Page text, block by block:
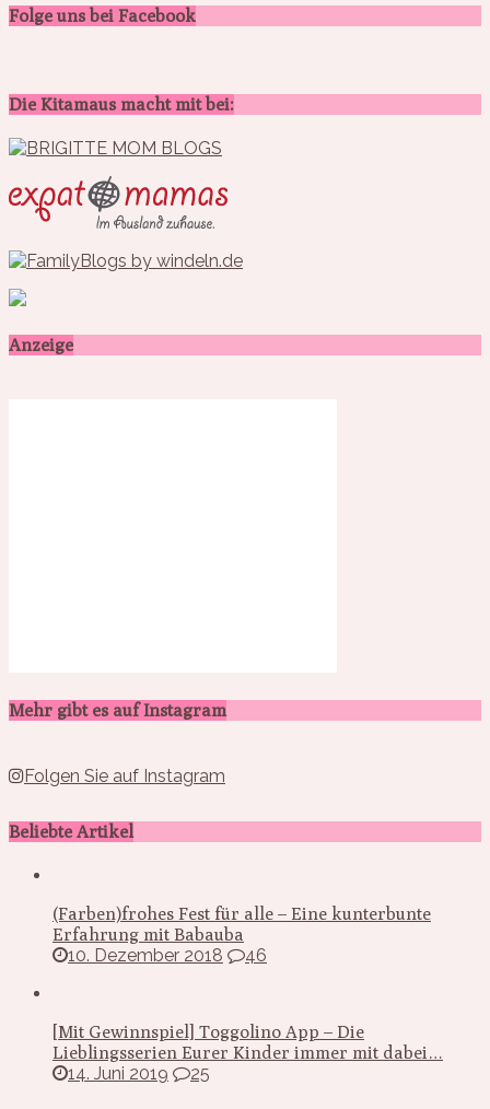
Folge uns bei Facebook
Die Kitamaus macht mit bei:
Anzeige
Mehr gibt es auf Instagram
Folgen Sie auf Instagram
Beliebte Artikel
(Farben)frohes Fest für alle – Eine kunterbunte
Erfahrung mit Babauba
10. Dezember 2018
46
[Mit Gewinnspiel] Toggolino App – Die
Lieblingsserien Eurer Kinder immer mit dabei…
14. Juni 2019
25